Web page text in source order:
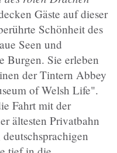
Gäste auf dieser
Schönheit des
Seen und
Burgen. Sie erleben
der Tintern Abbey
of Welsh Life".
Fahrt mit der
ältesten Privatbahn